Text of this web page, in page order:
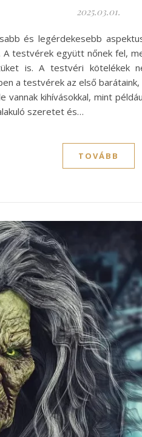
2025.03.01.
és legérdekesebb
testvérek együtt nőnek fel,
is. A testvéri kötelékek
a testvérek az első
vannak kihívásokkal, mint
szeretet és…
TOVÁBB